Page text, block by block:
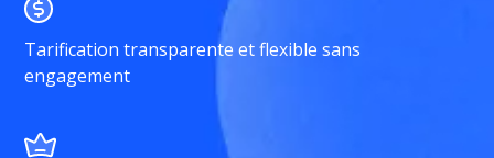
Tarification transparente et flexible sans
engagement